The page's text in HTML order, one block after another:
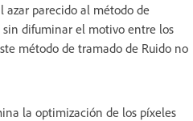
azar parecido al método de
difuminar el motivo entre los
método de tramado de Ruido no
la optimización de los píxeles